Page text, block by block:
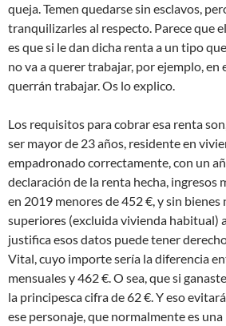
queja. Temen quedarse sin esclavos,
tranquilizarles al respecto. Parece que
es que si le dan dicha renta a un tipo
no va a querer trabajar, por ejemplo, en
querrán trabajar. Os lo explico.
Los requisitos para cobrar esa renta
ser mayor de 23 años, residente en
empadronado correctamente, con un
declaración de la renta hecha, ingresos
en 2019 menores de 452 €, y sin
superiores (excluida vivienda habitual)
justifica esos datos puede tener
Vital, cuyo importe sería la diferencia
mensuales y 462 €. O sea, que si
la principesca cifra de 62 €. Y eso
ese personaje, que normalmente es